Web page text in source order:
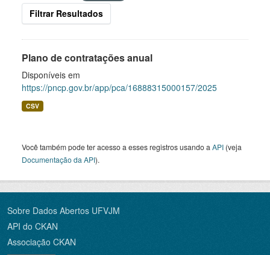
Filtrar Resultados
Plano de contratações anual
Disponíveis em
https://pncp.gov.br/app/pca/16888315000157/2025
CSV
Você também pode ter acesso a esses registros usando a API (veja
Documentação da API).
Sobre Dados Abertos UFVJM
API do CKAN
Associação CKAN